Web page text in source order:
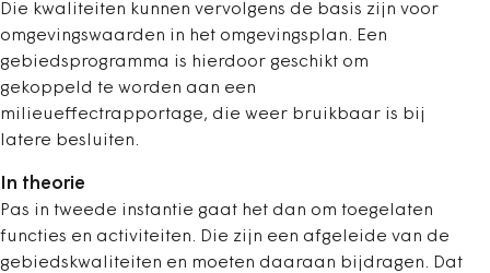
Die kwaliteiten kunnen vervolgens de basis zijn voor
omgevingswaarden in het omgevingsplan. Een
gebiedsprogramma is hierdoor geschikt om
gekoppeld te worden aan een
milieueffectrapportage, die weer bruikbaar is bij
latere besluiten.
In theorie
Pas in tweede instantie gaat het dan om toegelaten
functies en activiteiten. Die zijn een afgeleide van de
gebiedskwaliteiten en moeten daaraan bijdragen. Dat